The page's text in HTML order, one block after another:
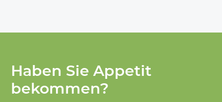
Haben Sie Appetit
bekommen?